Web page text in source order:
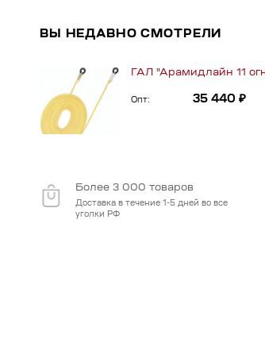
ВЫ НЕДАВНО СМОТРЕЛИ
ГАЛ "Арамидлайн 11
Опт: 35 440 ₽
Более 3 000 товаров
Доставка в течение 1-5 дней во все
уголки РФ